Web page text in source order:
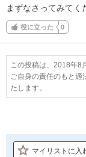
まずなさってみてく
役に立った 0
この投稿は、2018年8
ご自身の責任のもと
たします。
マイリストに入